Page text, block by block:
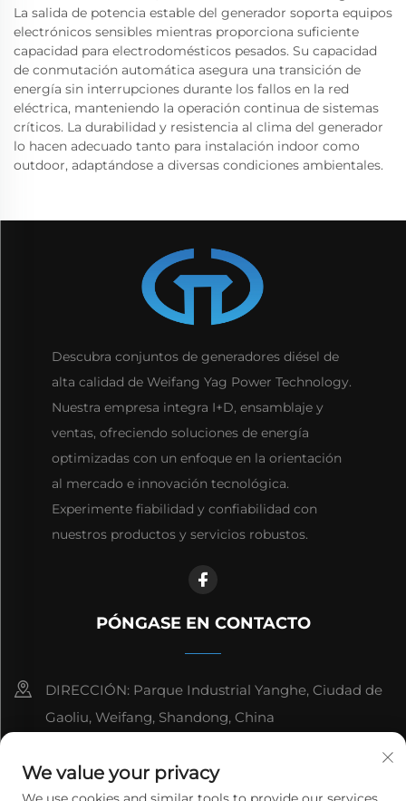
La salida de potencia estable del generador soporta equipos
electrónicos sensibles mientras proporciona suficiente
capacidad para electrodomésticos pesados. Su capacidad
de conmutación automática asegura una transición de
energía sin interrupciones durante los fallos en la red
eléctrica, manteniendo la operación continua de sistemas
críticos. La durabilidad y resistencia al clima del generador
lo hacen adecuado tanto para instalación indoor como
outdoor, adaptándose a diversas condiciones ambientales.
Descubra conjuntos de generadores diésel de
alta calidad de Weifang Yag Power Technology.
Nuestra empresa integra I+D, ensamblaje y
ventas, ofreciendo soluciones de energía
optimizadas con un enfoque en la orientación
al mercado e innovación tecnológica.
Experimente fiabilidad y confiabilidad con
nuestros productos y servicios robustos.
PÓNGASE EN CONTACTO
DIRECCIÓN: Parque Industrial Yanghe, Ciudad de
Gaoliu, Weifang, Shandong, China
[email protected]
We value your privacy